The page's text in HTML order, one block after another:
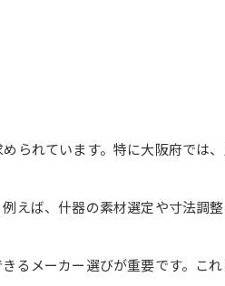
られています。特に大阪府では
えば、什器の素材選定や寸法調
るメーカー選びが重要です。これ